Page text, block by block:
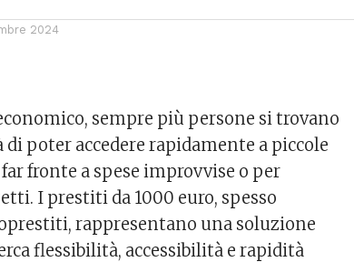
2024
sempre più persone si trovano
poter accedere rapidamente a piccole
fronte a spese improvvise o per
I prestiti da 1000 euro, spesso
rappresentano una soluzione
flessibilità, accessibilità e rapidità